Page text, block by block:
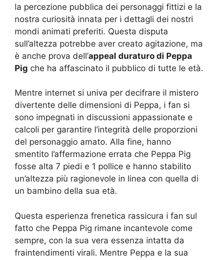
la percezione pubblica dei personaggi fittizi e la
nostra curiosità innata per i dettagli dei nostri
mondi animati preferiti. Questa disputa
sull’altezza potrebbe aver creato agitazione, ma
è anche prova dell’appeal duraturo di Peppa
Pig che ha affascinato il pubblico di tutte le età.
Mentre internet si univa per decifrare il mistero
divertente delle dimensioni di Peppa, i fan si
sono impegnati in discussioni appassionate e
calcoli per garantire l’integrità delle proporzioni
del personaggio amato. Alla fine, hanno
smentito l’affermazione errata che Peppa Pig
fosse alta 7 piedi e 1 pollice e hanno stabilito
un’altezza più ragionevole in linea con quella di
un bambino della sua età.
Questa esperienza frenetica rassicura i fan sul
fatto che Peppa Pig rimane incantevole come
sempre, con la sua vera essenza intatta da
fraintendimenti virali. Mentre Peppa e la sua